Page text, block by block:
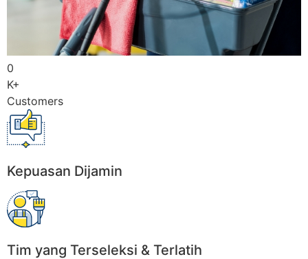
0
K+
Customers
Kepuasan Dijamin
Tim yang Terseleksi & Terlatih